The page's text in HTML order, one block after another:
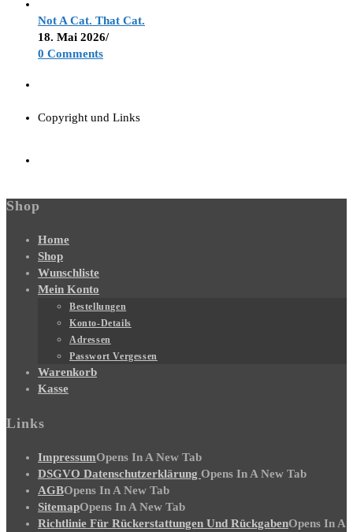
Not A Cat. That Cat.
18. Mai 2026/
0 Comments
Copyright und Links
Shop
Home
Shop
Wunschliste
Mein Konto
Bestellungen
Konto-Details
Adressen
Passwort Vergessen
Warenkorb
Kasse
Links
ImpressumOpens In A New Tab
DSGVO Datenschutzerklärung Opens In A New Tab
AGBOpens In A New Tab
SitemapOpens In A New Tab
Richtlinie Für Rückerstattungen Und RückgabenOpens In A